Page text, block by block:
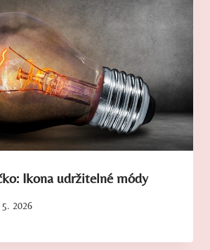
Ikona udržitelné módy
5. 2026